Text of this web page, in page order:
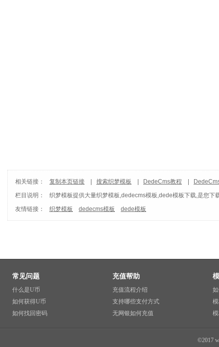
相关链接： 复制本页链接 搜索织梦模板 DedeCms教程
栏目说明：
织梦模板提供大量织梦模板,dedecms模板,dede模板下载,是您
友情链接：
织梦模板 dedecms模板 dede模板
常见问题
什么是U币
如何获得U币
如何找回密码
充值帮助
充值流程介绍
支持哪些支付方式
无网银如何充值
©2017